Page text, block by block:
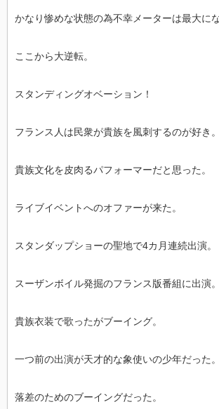
かなり惨めな状態の為不幸メーターは最大にな
ここから大逆転。
スタンディングオベーション！
フランス人は民衆が貴族を風刺するのが好き。
貴族文化を皮肉るパフォーマーだと思った。
ライブイベントへのオファーが来た。
スタンダップショーの聖地で4カ月連続出演。
スーザンボイル発掘のフランス版番組に出演。
貴族衣装で歌ったがブーイング。
一つ前の出演が天才的な象使いの少年だった。
落差のためのブーイングだった。